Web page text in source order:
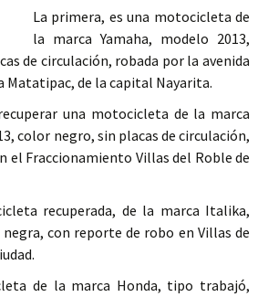
La primera, es una motocicleta de
la marca Yamaha, modelo 2013,
de circulación, robada por la avenida
Matatipac, de la capital Nayarita.
una motocicleta de la marca
color negro, sin placas de circulación,
el Fraccionamiento Villas del Roble de
recuperada, de la marca Italika,
con reporte de robo en Villas de
de la marca Honda, tipo trabajó,